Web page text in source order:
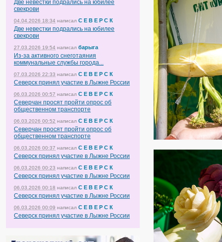
Две невестки подрались на юбилее
свекрови
04.04.2026 18:34 написал С Е В Е Р С К
Две невестки подрались на юбилее
свекрови
27.03.2026 19:54 написал барыга
Из-за активного снеготаяния
коммунальные службы города...
07.03.2026 22:33 написал С Е В Е Р С К
Северск принял участие в Лыжне России
06.03.2026 00:57 написал С Е В Е Р С К
Северчан просят пройти опрос об
общественном транспорте
06.03.2026 00:52 написал С Е В Е Р С К
Северчан просят пройти опрос об
общественном транспорте
06.03.2026 00:37 написал С Е В Е Р С К
Северск принял участие в Лыжне России
06.03.2026 00:23 написал С Е В Е Р С К
Северск принял участие в Лыжне России
06.03.2026 00:18 написал С Е В Е Р С К
Северск принял участие в Лыжне России
06.03.2026 00:09 написал С Е В Е Р С К
Северск принял участие в Лыжне России